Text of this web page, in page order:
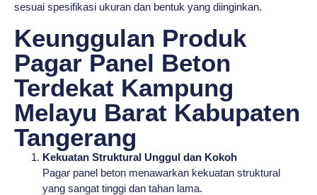
sesuai spesifikasi ukuran dan bentuk yang diinginkan.
Keunggulan Produk
Pagar Panel Beton
Terdekat Kampung
Melayu Barat Kabupaten
Tangerang
Kekuatan Struktural Unggul dan Kokoh
Pagar panel beton menawarkan kekuatan struktural
yang sangat tinggi dan tahan lama.